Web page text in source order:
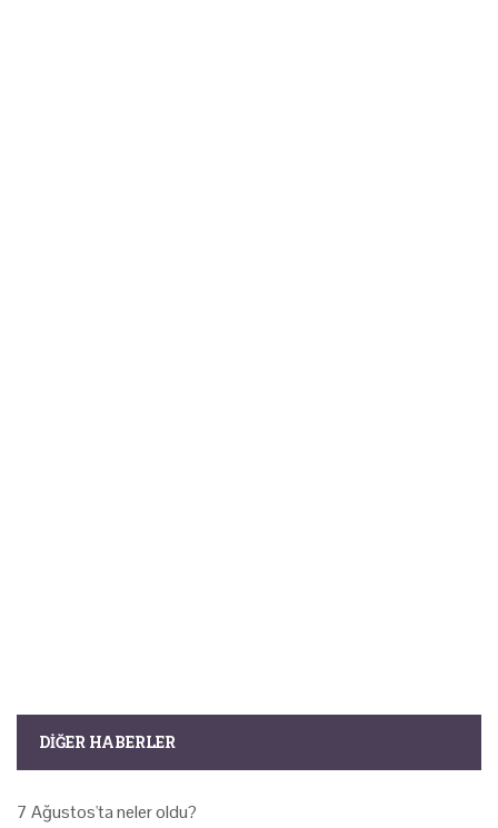
DIĞER HABERLER
7 Ağustos'ta neler oldu?